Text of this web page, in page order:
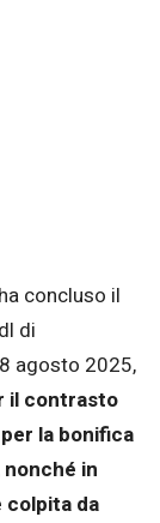
ha concluso il
di
agosto 2025,
il contrasto
la bonifica
in
colpita da